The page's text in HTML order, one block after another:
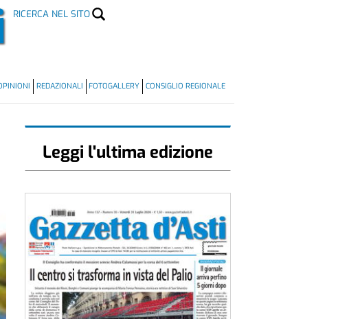
RICERCA NEL SITO
REDAZIONALI FOTOGALLERY CONSIGLIO REGIONALE
Leggi l'ultima edizione